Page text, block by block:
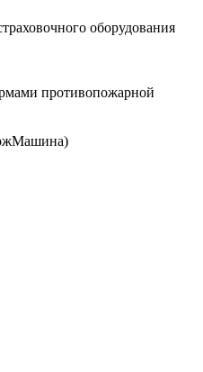
оборудования
противопожарной